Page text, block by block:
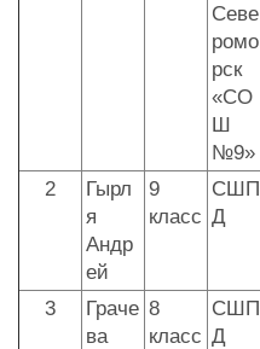
Севе
ромо
рск
«СО
Ш
№9»
2
Гырл
я
Андр
ей
9
класс
СШП
Д
3
Граче
ва
8
класс
СШП
Д